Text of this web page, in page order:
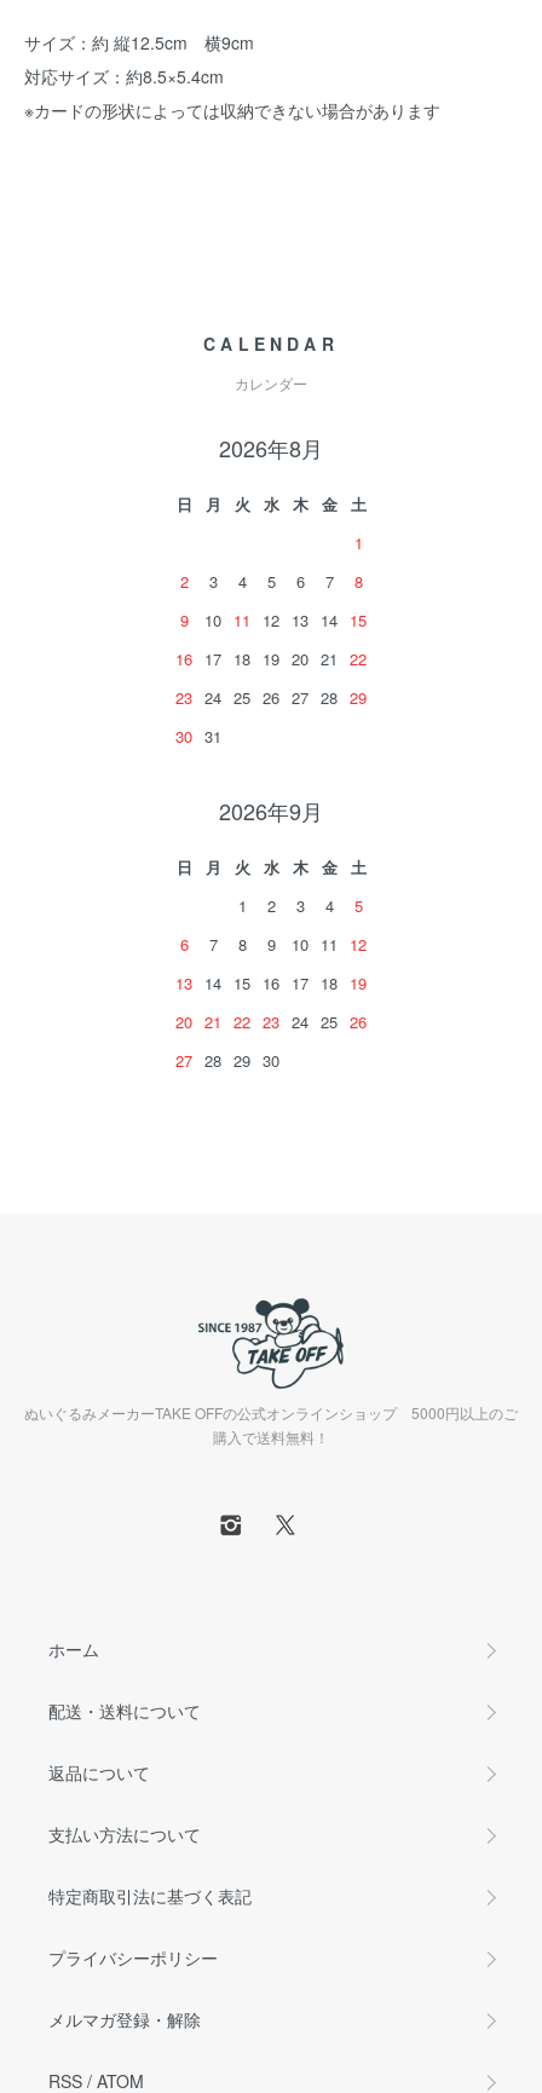
サイズ：約 縦12.5cm 横9cm
対応サイズ：約8.5×5.4cm
※カードの形状によっては収納できない場合があります
CALENDAR
カレンダー
2026年8月
日 月 火 水 木 金
土
1
2
3 4 5 6 7
8
9
10 11 12 13 14 15
16 17 18 19 20 21
22
23 24 25 26 27 28 29
30 31
2026年9月
日 月 火 水 木 金
土
1
2 3 4
5
6
7 8 9 10 11
12
13 14 15 16 17 18 19
20 21 22 23 24 25 26
27 28 29 30
ぬいぐるみメーカーTAKE OFFの公式オンラインショップ 5000円以上のご
購入で送料無料！
ホーム
配送・送料について
返品について
支払い方法について
特定商取引法に基づく表記
プライバシーポリシー
メルマガ登録・解除
RSS / ATOM